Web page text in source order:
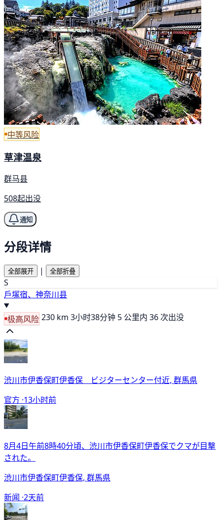
中等风险
草津温泉
群马县
508起出没
通知
分段详情
全部展开 | 全部折叠
S
戶塚宿、神奈川县
极高风险 230 km 3小时38分钟 5 公里内 36 次出没
渋川市伊香保町伊香保 ビジターセンター付近, 群馬県
官方 ·13小时前
8月4日午前8時40分頃、渋川市伊香保町伊香保でクマが目撃
された。
渋川市伊香保町伊香保, 群馬県
新闻 ·2天前